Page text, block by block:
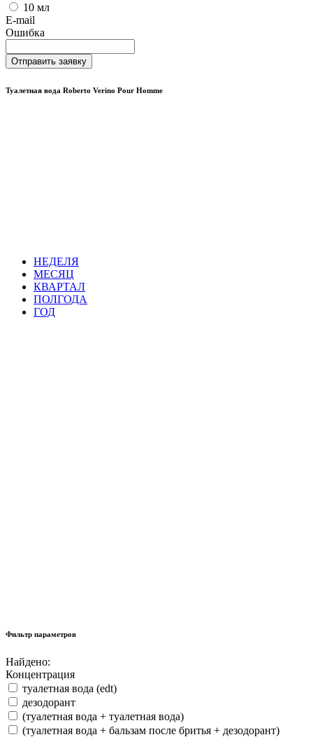
10 мл
E-mail
Ошибка
Отправить заявку
Туалетная вода Roberto Verino Pour Homme
НЕДЕЛЯ
МЕСЯЦ
КВАРТАЛ
ПОЛГОДА
ГОД
Фильтр параметров
Найдено:
Концентрация
туалетная вода (edt)
дезодорант
(туалетная вода + туалетная вода)
(туалетная вода + бальзам после бритья + дезодорант)